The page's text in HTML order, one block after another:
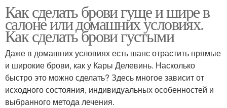
Как сделать брови гуще и шире в
салоне или домашних условиях.
Как сделать брови густыми
Даже в домашних условиях есть шанс отрастить прямые
и широкие брови, как у Кары Делевинь. Насколько
быстро это можно сделать? Здесь многое зависит от
исходного состояния, индивидуальных особенностей и
выбранного метода лечения.